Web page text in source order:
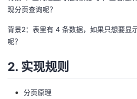
我
博
客
的
论
我
的
我
现分页查询呢？
背景2：表里有 4 条数据，如果只想要显
呢？
2. 实现规则
分页原理